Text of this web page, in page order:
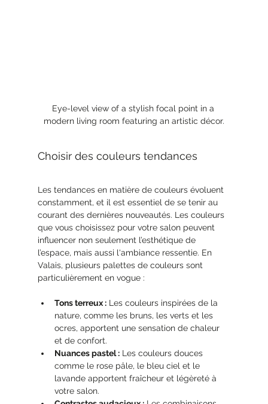
Eye-level view of a stylish focal point in a
modern living room featuring an artistic décor.
Choisir des couleurs tendances
Les tendances en matière de couleurs évoluent
constamment, et il est essentiel de se tenir au
courant des dernières nouveautés. Les couleurs
que vous choisissez pour votre salon peuvent
influencer non seulement l’esthétique de
l’espace, mais aussi l'ambiance ressentie. En
Valais, plusieurs palettes de couleurs sont
particulièrement en vogue :
Tons terreux : Les couleurs inspirées de la
nature, comme les bruns, les verts et les
ocres, apportent une sensation de chaleur
et de confort.
Nuances pastel : Les couleurs douces
comme le rose pâle, le bleu ciel et le
lavande apportent fraîcheur et légèreté à
votre salon.